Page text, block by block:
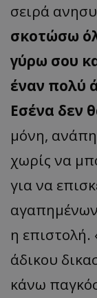
σειρά
σκοτώσω
γύρω σου
έναν πολύ
Εσένα δεν
μόνη,
χωρίς να
για να
η
άδικου
κάνω